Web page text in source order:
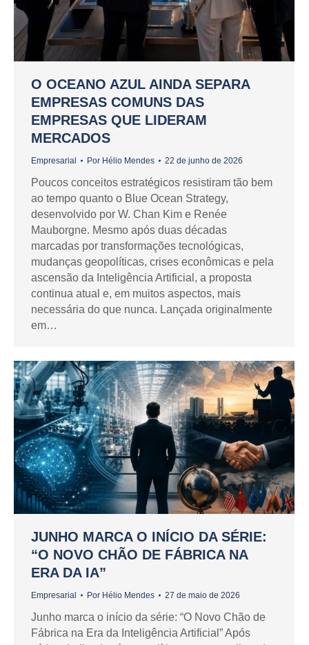
O OCEANO AZUL AINDA SEPARA
EMPRESAS COMUNS DAS
EMPRESAS QUE LIDERAM
MERCADOS
Empresarial Por Hélio Mendes 22 de junho de 2026
Poucos conceitos estratégicos resistiram tão bem
ao tempo quanto o Blue Ocean Strategy,
desenvolvido por W. Chan Kim e Renée
Mauborgne. Mesmo após duas décadas
marcadas por transformações tecnológicas,
mudanças geopolíticas, crises econômicas e pela
ascensão da Inteligência Artificial, a proposta
continua atual e, em muitos aspectos, mais
necessária do que nunca. Lançada originalmente
em…
JUNHO MARCA O INÍCIO DA SÉRIE:
“O NOVO CHÃO DE FÁBRICA NA
ERA DA IA”
Empresarial Por Hélio Mendes 27 de maio de 2026
Junho marca o início da série: “O Novo Chão de
Fábrica na Era da Inteligência Artificial” Após